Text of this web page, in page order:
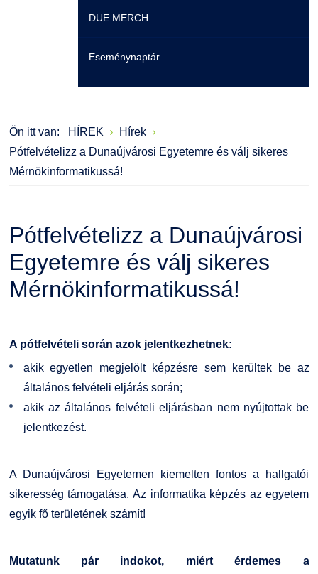
Moodle
Átjelentkezőknek
Karrier
Családbarát Szolgáltató
Hallgatókra érvényes szabályzatok
Ösztöndíjak
Nemzetközi Lehetőségek
Szolgáltatások
GY.I.K.
Kerpely Antal Szakkollégium KASZK
Könyvtár
Szakmentori rendszer
Felnőttképzés
Origó nyelvvizsga
Moodle
Átjelentkezőknek
Kapcsolat
Online Studium
Atomerőművi Képzési Bázis
Családbarát Szolgáltató
Dokumentumok
Érdekvédelmi testületek
Szervezeti felépítés
Szabályzatok
Díjak, elismerések
Kapcsolat
Minőségirányítás
Intézményi és Tanulmányi Tájékoztató
DUE MERCH
Eseménynaptár
Ön itt van: HÍREK
Hírek
Pótfelvételizz a Dunaújvárosi Egyetemre és válj sikeres
Mérnökinformatikussá!
Pótfelvételizz a Dunaújvárosi
Egyetemre és válj sikeres
Mérnökinformatikussá!
A pótfelvételi során azok jelentkezhetnek:
akik egyetlen megjelölt képzésre sem kerültek be az
általános felvételi eljárás során;
akik az általános felvételi eljárásban nem nyújtottak be
jelentkezést.
A Dunaújvárosi Egyetemen kiemelten fontos a hallgatói
sikeresség támogatása. Az informatika képzés az egyetem
egyik fő területének számít!
Mutatunk pár indokot, miért érdemes a